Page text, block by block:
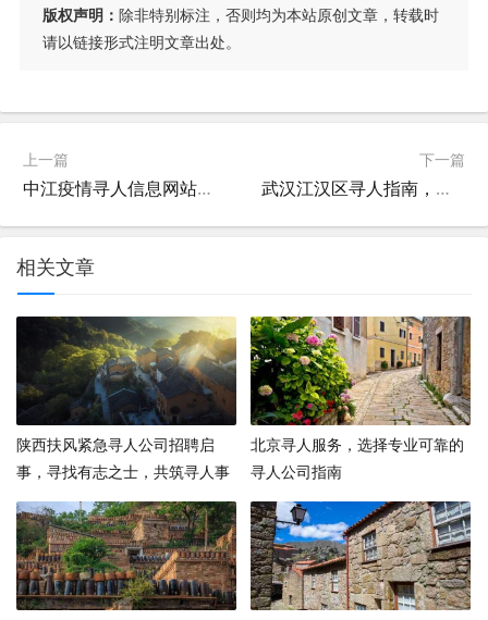
版权声明： 除非特别标注，否则均为本站原创文章，转载时
请以链接形式注明文章出处。
上一篇
中江疫情寻人信息网站，全面掌握疫情动态，保障公众健康安全
下一篇
武汉江汉区寻人指南，多角度探索与资源整合
相关文章
陕西扶风紧急寻人公司招聘启
事，寻找有志之士，共筑寻人事
业
北京寻人服务，选择专业可靠的
寻人公司指南